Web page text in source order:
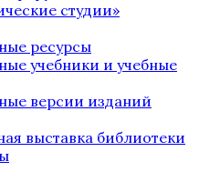
студии»
ресурсы
учебники и учебные
версии изданий
выставка библиотеки